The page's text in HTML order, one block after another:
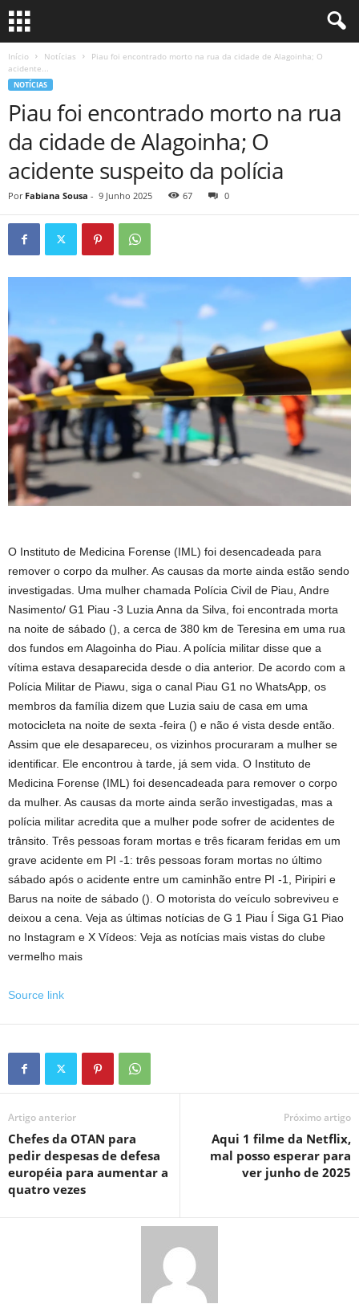
Início Notícias
Piau foi encontrado morto na rua da cidade de Alagoinha; O
acidente...
NOTÍCIAS
Piau foi encontrado morto na rua
da cidade de Alagoinha; O
acidente suspeito da polícia
Por Fabiana Sousa - 9 Junho 2025 67 0
O Instituto de Medicina Forense (IML) foi desencadeada para
remover o corpo da mulher. As causas da morte ainda estão sendo
investigadas. Uma mulher chamada Polícia Civil de Piau, Andre
Nasimento/ G1 Piau -3 Luzia Anna da Silva, foi encontrada morta
na noite de sábado (), a cerca de 380 km de Teresina em uma rua
dos fundos em Alagoinha do Piau. A polícia militar disse que a
vítima estava desaparecida desde o dia anterior. De acordo com a
Polícia Militar de Piawu, siga o canal Piau G1 no WhatsApp, os
membros da família dizem que Luzia saiu de casa em uma
motocicleta na noite de sexta -feira () e não é vista desde então.
Assim que ele desapareceu, os vizinhos procuraram a mulher se
identificar. Ele encontrou à tarde, já sem vida. O Instituto de
Medicina Forense (IML) foi desencadeada para remover o corpo
da mulher. As causas da morte ainda serão investigadas, mas a
polícia militar acredita que a mulher pode sofrer de acidentes de
trânsito. Três pessoas foram mortas e três ficaram feridas em um
grave acidente em PI -1: três pessoas foram mortas no último
sábado após o acidente entre um caminhão entre PI -1, Piripiri e
Barus na noite de sábado (). O motorista do veículo sobreviveu e
deixou a cena. Veja as últimas notícias de G 1 Piau Í Siga G1 Piao
no Instagram e X Vídeos: Veja as notícias mais vistas do clube
vermelho mais
Source link
Artigo anterior
Chefes da OTAN para
pedir despesas de defesa
européia para aumentar a
quatro vezes
Próximo artigo
Aqui 1 filme da Netflix,
mal posso esperar para
ver junho de 2025